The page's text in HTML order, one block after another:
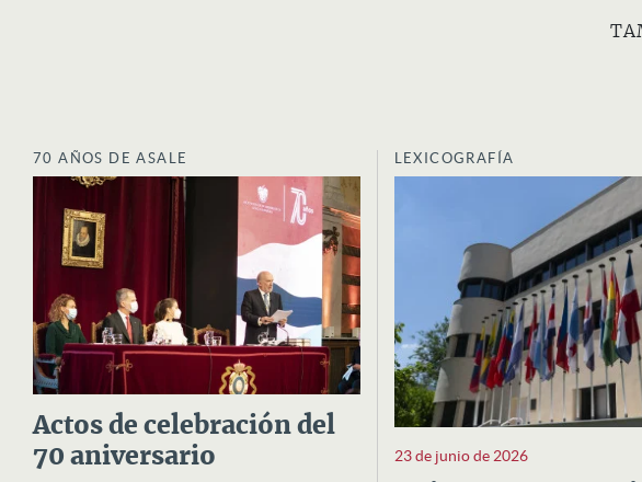
70 AÑOS DE ASALE
Actos de celebración del
70 aniversario
LEXICOGRAFÍA
23 de junio de 2026